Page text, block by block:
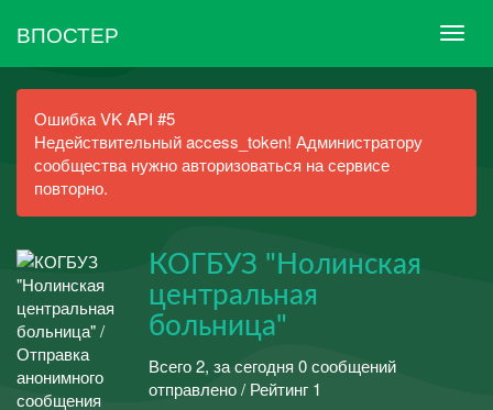
ВПОСТЕР
Ошибка VK API #5
Недействительный access_token! Администратору
сообщества нужно авторизоваться на сервисе
повторно.
КОГБУЗ "Нолинская
центральная
больница"
Всего 2, за сегодня 0 сообщений
отправлено / Рейтинг 1